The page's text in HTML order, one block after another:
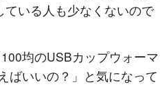
いる人も少なくないので
均のUSBカップウォーマ
ばいいの？」と気になって